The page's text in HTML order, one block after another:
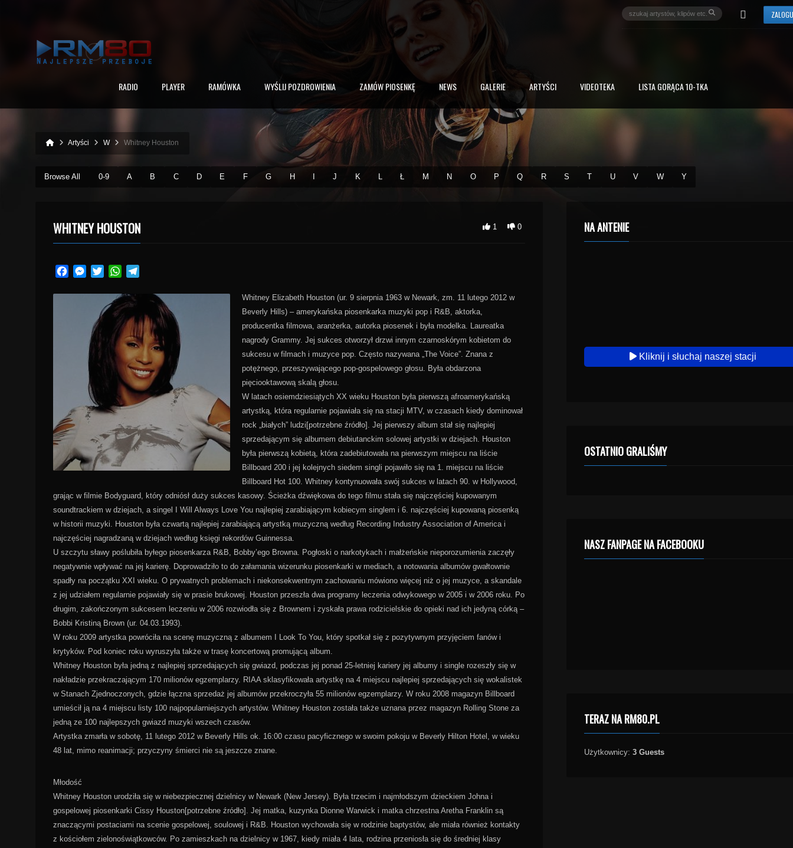
RADIO PLAYER RAMÓWKA WYŚLIJ POZDROWIENIA ZAMÓW PIOSENKĘ NEWS GALERIE ARTYŚCI VIDEOTEKA LISTA GORĄCA 10-TKA
Artyści W Whitney Houston
Browse All 0-9 A B C D E F G H J K L Ł M N O P Q R S T U V W Y
1 0
WHITNEY HOUSTON
FacebookMessenger
TwitterWhatsApp
Whitney Elizabeth Houston (ur. 9 sierpnia 1963 w Newark, zm. 11 lutego 2012 w
Beverly Hills) – amerykańska piosenkarka muzyki pop i R&B, aktorka,
producentka filmowa, aranżerka, autorka piosenek i była modelka. Laureatka
nagrody Grammy. Jej sukces otworzył drzwi innym czarnoskórym kobietom do
sukcesu w filmach i muzyce pop. Często nazywana „The Voice”. Znana z
potężnego, przeszywającego pop-gospelowego głosu. Była obdarzona
pięciooktawową skalą głosu.
W latach osiemdziesiątych XX wieku Houston była pierwszą afroamerykańską
artystką, która regularnie pojawiała się na stacji MTV, w czasach kiedy dominował
rock „białych” ludzi[potrzebne źródło]. Jej pierwszy album stał się najlepiej
sprzedającym się albumem debiutanckim solowej artystki w dziejach. Houston
była pierwszą kobietą, która zadebiutowała na pierwszym miejscu na liście
Billboard 200 i jej kolejnych siedem singli pojawiło się na 1. miejscu na liście
Billboard Hot 100. Whitney kontynuowała swój sukces w latach 90. w Hollywood,
grając w filmie Bodyguard, który odniósł duży sukces kasowy. Ścieżka dźwiękowa do tego filmu stała się najczęściej kupowanym
soundtrackiem w dziejach, a singel I Will Always Love You najlepiej zarabiającym kobiecym singlem i 6. najczęściej kupowaną piosenką
w historii muzyki. Houston była czwartą najlepiej zarabiającą artystką muzyczną według Recording Industry Association of America i
najczęściej nagradzaną w dziejach według księgi rekordów Guinnessa.
U szczytu sławy poślubiła byłego piosenkarza R&B, Bobby’ego Browna. Pogłoski o narkotykach i małżeńskie nieporozumienia zaczęły
negatywnie wpływać na jej karierę. Doprowadziło to do załamania wizerunku piosenkarki w mediach, a notowania albumów gwałtownie
spadły na początku XXI wieku. O prywatnych problemach i niekonsekwentnym zachowaniu mówiono więcej niż o jej muzyce, a skandale
z jej udziałem regularnie pojawiały się w prasie brukowej. Houston przeszła dwa programy leczenia odwykowego w 2005 i w 2006 roku. Po
drugim, zakończonym sukcesem leczeniu w 2006 rozwiodła się z Brownem i zyskała prawa rodzicielskie do opieki nad ich jedyną córką –
Bobbi Kristiną Brown (ur. 04.03.1993).
W roku 2009 artystka powróciła na scenę muzyczną z albumem I Look To You, który spotkał się z pozytywnym przyjęciem fanów i
krytyków. Pod koniec roku wyruszyła także w trasę koncertową promującą album.
Whitney Houston była jedną z najlepiej sprzedających się gwiazd, podczas jej ponad 25-letniej kariery jej albumy i single rozeszły się w
nakładzie przekraczającym 170 milionów egzemplarzy. RIAA sklasyfikowała artystkę na 4 miejscu najlepiej sprzedających się wokalistek
w Stanach Zjednoczonych, gdzie łączna sprzedaż jej albumów przekroczyła 55 milionów egzemplarzy. W roku 2008 magazyn Billboard
umieścił ją na 4 miejscu listy 100 najpopularniejszych artystów. Whitney Houston została także uznana przez magazyn Rolling Stone za
jedną ze 100 najlepszych gwiazd muzyki wszech czasów.
Artystka zmarła w sobotę, 11 lutego 2012 w Beverly Hills ok. 16:00 czasu pacyficznego w swoim pokoju w Beverly Hilton Hotel, w wieku
48 lat, mimo reanimacji; przyczyny śmierci nie są jeszcze znane.
Młodość
Whitney Houston urodziła się w niebezpiecznej dzielnicy w Newark (New Jersey). Była trzecim i najmłodszym dzieckiem Johna i
gospelowej piosenkarki Cissy Houston[potrzebne źródło]. Jej matka, kuzynka Dionne Warwick i matka chrzestna Aretha Franklin są
znaczącymi postaciami na scenie gospelowej, soulowej i R&B. Houston wychowała się w rodzinie baptystów, ale miała również kontakty
z kościołem zielonoświątkowców. Po zamieszkach na dzielnicy w 1967, kiedy miała 4 lata, rodzina przeniosła się do średniej klasy
NA ANTENIE
Kliknij i słuchaj naszej stacji
OSTATNIO GRALIŚMY
NASZ FANPAGE NA FACEBOOKU
TERAZ NA RM80.PL
Użytkownicy: 3 Guests